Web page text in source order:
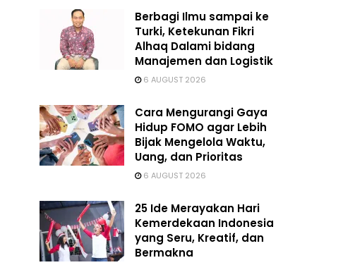
Berbagi Ilmu sampai ke
Turki, Ketekunan Fikri
Alhaq Dalami bidang
Manajemen dan Logistik
6 AUGUST 2026
Cara Mengurangi Gaya
Hidup FOMO agar Lebih
Bijak Mengelola Waktu,
Uang, dan Prioritas
6 AUGUST 2026
25 Ide Merayakan Hari
Kemerdekaan Indonesia
yang Seru, Kreatif, dan
Bermakna